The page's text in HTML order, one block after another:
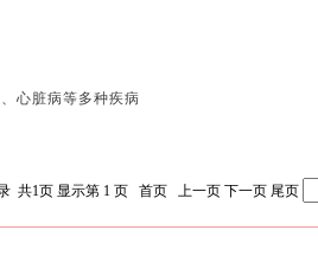
、心脏病等多种疾病
共1页 显示第 1 页 首页 上一页 下一页 尾页